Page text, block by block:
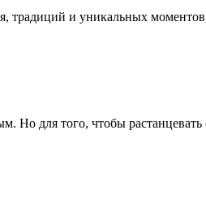
традиций и уникальных
Но для того, чтобы